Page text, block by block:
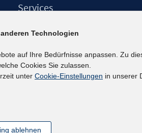
Services
IAB-Newsletter
Kontakt
Technologien
auf Ihre Bedürfnisse anpassen. Zu
Cookies Sie zulassen.
unter Cookie-Einstellungen in unserer
ablehnen